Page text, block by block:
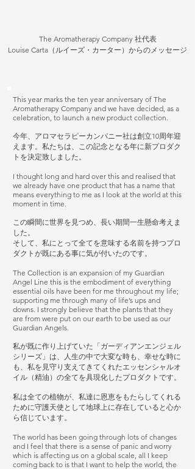
The Aromatherapy Company 社代表
Louise Carta（ルイーズ・カーター）からのメッセージ
This year marks the ten year anniversary of The
Aromatherapy Company and we have decided, as a
celebration, to launch a new product collection.
今年、アロマセラピーカンパニー社は創立10周年迎
えます。私たちは、この記念となる年に新プロダク
トを決定致しました。
I thought long and hard over this and realised that
we already have one product that has a name that
means everything to me as I look at the world at this
moment in time.
この瞬間に世界を見つめ、長い期間一生懸命考えま
した。
そして、私にとって全てを意味する名前を持つプロ
ダクトが既にある事に気が付いたのです。
The Collection is an expansion of my Guardian
Angel Line this is the embodiment of everything
essential oils have been for me throughout my life;
supporting me through many of life’s ups and
downs. I strongly believe that the plants that they
are from were put on our earth to be used as our
Guardian Angels.
私が既に作り上げていた「ガーディアンエンジェル
シリーズ」は、人生の中で大変な時も、幸せな時に
も、私を見守り支えてきてくれたエッセンシャルオ
イル（精油）の全てを具現化したプロダクトです。
私は全ての植物が、私達に恩恵をもたらしてくれる
ために守護天使として地球上に存在していると心か
ら信じています。
The world has been going through lots of changes
and I feel that there is a sense of panic and worry
which is affecting us on a global scale, all I keep
coming back to is that I want to help the world, the